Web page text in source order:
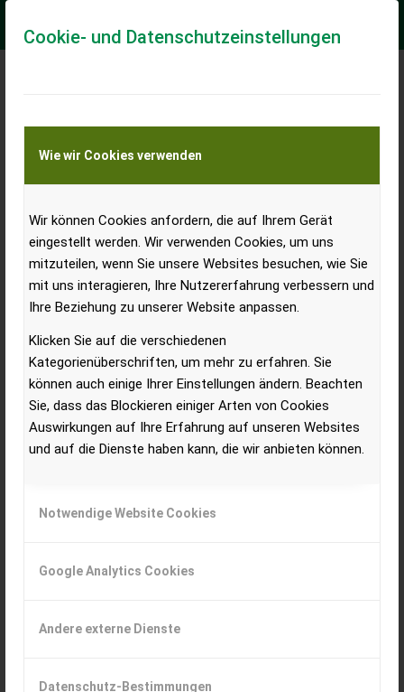
Cookie- und Datenschutzeinstellungen
Wie wir Cookies verwenden
Wir können Cookies anfordern, die auf Ihrem Gerät
eingestellt werden. Wir verwenden Cookies, um uns
mitzuteilen, wenn Sie unsere Websites besuchen, wie Sie
mit uns interagieren, Ihre Nutzererfahrung verbessern und
Ihre Beziehung zu unserer Website anpassen.
Klicken Sie auf die verschiedenen
Kategorienüberschriften, um mehr zu erfahren. Sie
können auch einige Ihrer Einstellungen ändern. Beachten
Sie, dass das Blockieren einiger Arten von Cookies
Auswirkungen auf Ihre Erfahrung auf unseren Websites
und auf die Dienste haben kann, die wir anbieten können.
Notwendige Website Cookies
Google Analytics Cookies
Andere externe Dienste
Datenschutz-Bestimmungen
Österreich, Deutschland &
„Andere Länder andere Sitten“ könnte man auch sagen
wenn man einen Blick auf den Traktorenmarkt der
Nachbarländer Slowenien und Deutschland wirft. Der
deutsche Markt ist prozentuell gesehen doppelt so
stark gestiegen wie der österreichische, hingegen gab
es einen Absturz über das Dreifache in Slowenien.
Alle Länder – Österreich, Deutschland sowie Slowenien
– hat die Pandemie mehr oder minder gleich im Griff. In
Investitionsförderungen und Begünstigungen – in